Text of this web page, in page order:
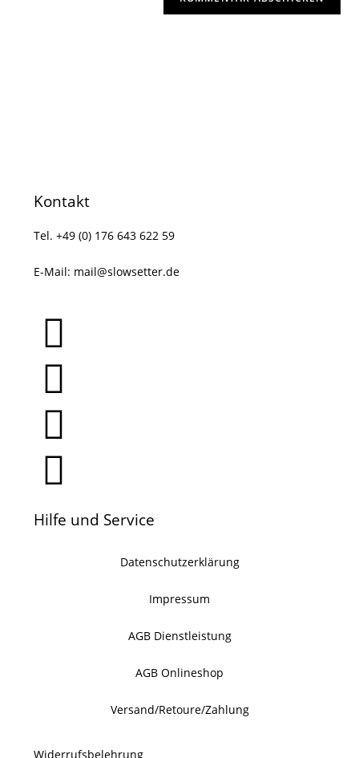
Kontakt
Tel. +49 (0) 176 643 622 59
E-Mail: mail@slowsetter.de
Hilfe und Service
Datenschutzerklärung
Impressum
AGB Dienstleistung
AGB Onlineshop
Versand/Retoure/Zahlung
Widerrufsbelehrung